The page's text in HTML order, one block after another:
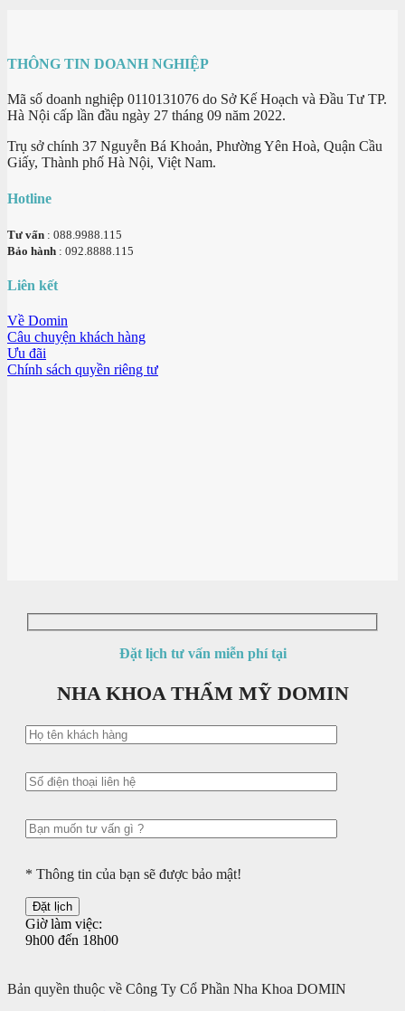
THÔNG TIN DOANH NGHIỆP
Mã số doanh nghiệp 0110131076 do Sở Kế Hoạch và Đầu Tư TP.
Hà Nội cấp lần đầu ngày 27 tháng 09 năm 2022.
Trụ sở chính 37 Nguyễn Bá Khoản, Phường Yên Hoà, Quận Cầu
Giấy, Thành phố Hà Nội, Việt Nam.
Hotline
Tư vấn : 088.9988.115
Bảo hành : 092.8888.115
Liên kết
Về Domin
Câu chuyện khách hàng
Ưu đãi
Chính sách quyền riêng tư
Đặt lịch tư vấn miễn phí tại
NHA KHOA THẨM MỸ DOMIN
* Thông tin của bạn sẽ được bảo mật!
Giờ làm việc:
9h00 đến 18h00
Bản quyền thuộc về Công Ty Cổ Phần Nha Khoa DOMIN